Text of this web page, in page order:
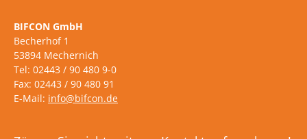
BIFCON GmbH
Becherhof 1
53894 Mechernich
Tel: 02443 / 90 480 9-0
Fax: 02443 / 90 480 91
E-Mail: info@bifcon.de